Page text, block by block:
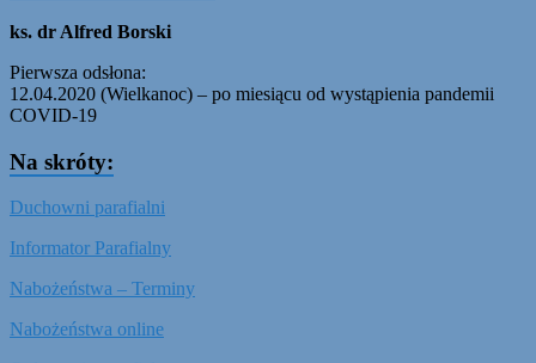
ks. dr Alfred Borski
Pierwsza odsłona:
12.04.2020 (Wielkanoc) – po miesiącu od wystąpienia pandemii
COVID-19
Na skróty:
Duchowni parafialni
Informator Parafialny
Nabożeństwa – Terminy
Nabożeństwa online